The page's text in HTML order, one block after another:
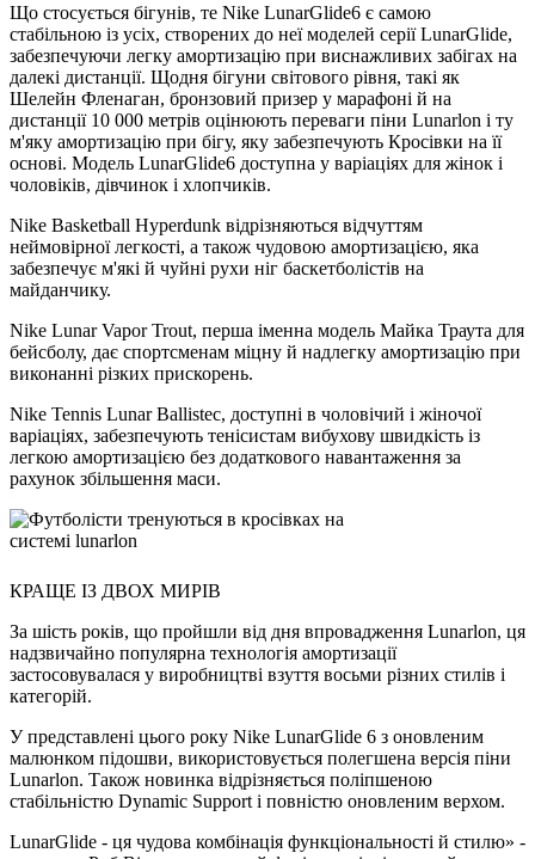
Що стосується бігунів, те Nike LunarGlide6 є самою
стабільною із усіх, створених до неї моделей серії LunarGlide,
забезпечуючи легку амортизацію при виснажливих забігах на
далекі дистанції. Щодня бігуни світового рівня, такі як
Шелейн Фленаган, бронзовий призер у марафоні й на
дистанції 10 000 метрів оцінюють переваги піни Lunarlon і ту
м'яку амортизацію при бігу, яку забезпечують Кросівки на її
основі. Модель LunarGlide6 доступна у варіаціях для жінок і
чоловіків, дівчинок і хлопчиків.
Nike Basketball Hyperdunk відрізняються відчуттям
неймовірної легкості, а також чудовою амортизацією, яка
забезпечує м'які й чуйні рухи ніг баскетболістів на
майданчику.
Nike Lunar Vapor Trout, перша іменна модель Майка Траута для
бейсболу, дає спортсменам міцну й надлегку амортизацію при
виконанні різких прискорень.
Nike Tennis Lunar Ballistec, доступні в чоловічий і жіночої
варіаціях, забезпечують тенісистам вибухову швидкість із
легкою амортизацією без додаткового навантаження за
рахунок збільшення маси.
КРАЩЕ ІЗ ДВОХ МИРІВ
За шість років, що пройшли від дня впровадження Lunarlon, ця
надзвичайно популярна технологія амортизації
застосовувалася у виробництві взуття восьми різних стилів і
категорій.
У представлені цього року Nike LunarGlide 6 з оновленим
малюнком підошви, використовується полегшена версія піни
Lunarlon. Також новинка відрізняється поліпшеною
стабільністю Dynamic Support і повністю оновленим верхом.
LunarGlide - ця чудова комбінація функціональності й стилю» -